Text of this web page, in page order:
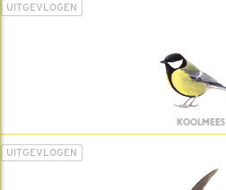
UITGEVLOGEN
KOOLMEES
UITGEVLOGEN